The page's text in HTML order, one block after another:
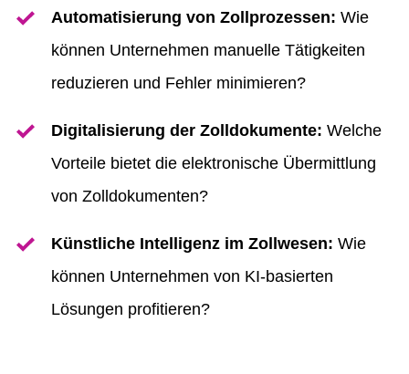
Automatisierung von Zollprozessen: Wie
können Unternehmen manuelle Tätigkeiten
reduzieren und Fehler minimieren?
Digitalisierung der Zolldokumente: Welche
Vorteile bietet die elektronische Übermittlung
von Zolldokumenten?
Künstliche Intelligenz im Zollwesen: Wie
können Unternehmen von KI-basierten
Lösungen profitieren?